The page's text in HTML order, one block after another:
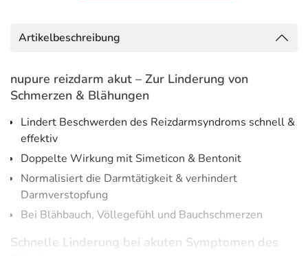
Artikelbeschreibung
nupure reizdarm akut – Zur Linderung von
Schmerzen & Blähungen
Lindert Beschwerden des Reizdarmsyndroms schnell &
effektiv
Doppelte Wirkung mit Simeticon & Bentonit
Normalisiert die Darmtätigkeit & verhindert
Darmverstopfung
Bei Blähbauch, Völlegefühl und Bauchschmerzen
Schnelle Linderung bei akuten Symptomen des